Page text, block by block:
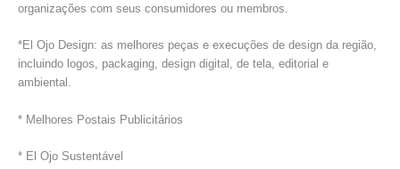
organizações com seus consumidores ou membros.
*El Ojo Design: as melhores peças e execuções de design da região,
incluindo logos, packaging, design digital, de tela, editorial e
ambiental.
* Melhores Postais Publicitários
* El Ojo Sustentável